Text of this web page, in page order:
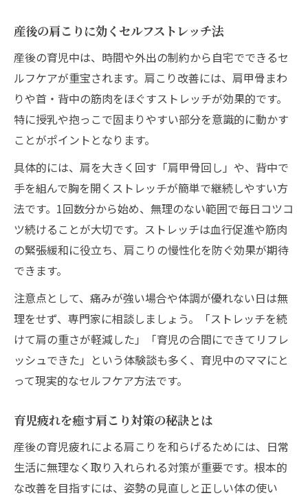
肩こり改善を目指す心身ケアの秘訣
産後の肩こりに効くセルフストレッチ法
産後の育児中は、時間や外出の制約から自宅でできるセ
ルフケアが重宝されます。肩こり改善には、肩甲骨まわ
りや首・背中の筋肉をほぐすストレッチが効果的です。
特に授乳や抱っこで固まりやすい部分を意識的に動かす
ことがポイントとなります。
具体的には、肩を大きく回す「肩甲骨回し」や、背中で
手を組んで胸を開くストレッチが簡単で継続しやすい方
法です。1回数分から始め、無理のない範囲で毎日コツコ
ツ続けることが大切です。ストレッチは血行促進や筋肉
の緊張緩和に役立ち、肩こりの慢性化を防ぐ効果が期待
できます。
注意点として、痛みが強い場合や体調が優れない日は無
理をせず、専門家に相談しましょう。「ストレッチを続
けて肩の重さが軽減した」「育児の合間にできてリフレ
ッシュできた」という体験談も多く、育児中のママにと
って現実的なセルフケア方法です。
育児疲れを癒す肩こり対策の秘訣とは
産後の育児疲れによる肩こりを和らげるためには、日常
生活に無理なく取り入れられる対策が重要です。根本的
な改善を目指すには、姿勢の見直しと正しい体の使い